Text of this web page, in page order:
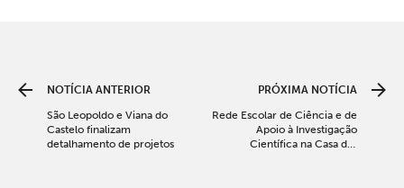
NOTÍCIA ANTERIOR
São Leopoldo e Viana do
Castelo finalizam
detalhamento de projetos
PRÓXIMA NOTÍCIA
Rede Escolar de Ciência e de
Apoio à Investigação
Científica na Casa das